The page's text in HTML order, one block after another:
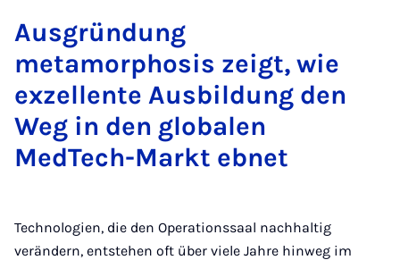
Ausgründung
metamorphosis zeigt, wie
exzellente Ausbildung den
Weg in den globalen
MedTech-Markt ebnet
Technologien, die den Operationssaal nachhaltig
verändern, entstehen oft über viele Jahre hinweg im